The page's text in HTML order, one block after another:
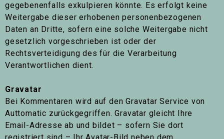
gegebenenfalls exkulpieren könnte. Es erfolgt keine
Weitergabe dieser erhobenen personenbezogenen
Daten an Dritte, sofern eine solche Weitergabe nicht
gesetzlich vorgeschrieben ist oder der
Rechtsverteidigung des für die Verarbeitung
Verantwortlichen dient.
Gravatar
Bei Kommentaren wird auf den Gravatar Service von
Auttomatic zurückgegriffen. Gravatar gleicht Ihre
Email-Adresse ab und bildet – sofern Sie dort